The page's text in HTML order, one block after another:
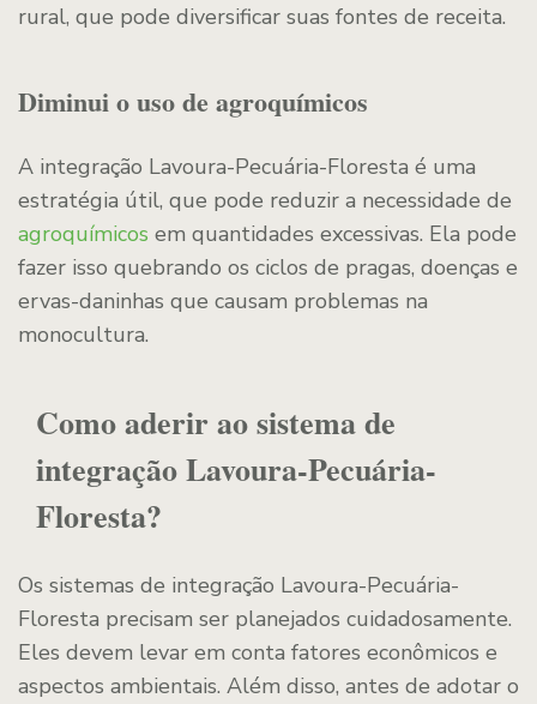
rural, que pode diversificar suas fontes de receita.
Diminui o uso de agroquímicos
A integração Lavoura-Pecuária-Floresta é uma
estratégia útil, que pode reduzir a necessidade de
agroquímicos em quantidades excessivas. Ela pode
fazer isso quebrando os ciclos de pragas, doenças e
ervas-daninhas que causam problemas na
monocultura.
Como aderir ao sistema de
integração Lavoura-Pecuária-
Floresta?
Os sistemas de integração Lavoura-Pecuária-
Floresta precisam ser planejados cuidadosamente.
Eles devem levar em conta fatores econômicos e
aspectos ambientais. Além disso, antes de adotar o